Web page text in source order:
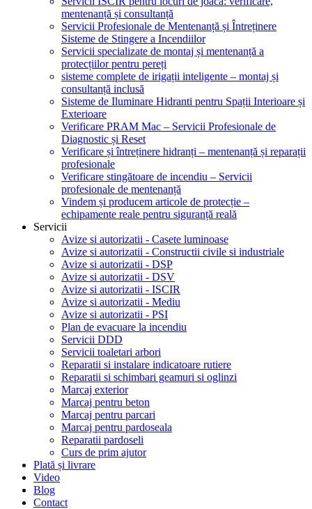
mentenanță și consultanță
Servicii Profesionale de Mentenanță și Întreținere
Sisteme de Stingere a Incendiilor
Servicii specializate de montaj și mentenanță a
protecțiilor pentru pereți
sisteme complete de irigații inteligente – montaj și
consultanță inclusă
Sisteme de Iluminare Hidranti pentru Spații Interioare și
Exterioare
Verificare PRAM Mac – Servicii Profesionale de
Diagnostic și Reset
Verificare și întreținere hidranți – mentenanță și reparații
profesionale
Verificare stingătoare de incendiu – Servicii
profesionale de mentenanță
Vindem și producem articole de protecție –
echipamente reale pentru siguranță reală
Servicii
Avize si autorizatii - Casete luminoase
Avize si autorizatii - Constructii civile si industriale
Avize si autorizatii - DSP
Avize si autorizatii - DSV
Avize si autorizatii - ISCIR
Avize si autorizatii - Mediu
Avize si autorizatii - PSI
Plan de evacuare la incendiu
Servicii DDD
Servicii toaletari arbori
Reparatii si instalare indicatoare rutiere
Reparatii si schimbari geamuri si oglinzi
Marcaj exterior
Marcaj pentru beton
Marcaj pentru parcari
Marcaj pentru pardoseala
Reparatii pardoseli
Curs de prim ajutor
Plată și livrare
Video
Blog
Contact